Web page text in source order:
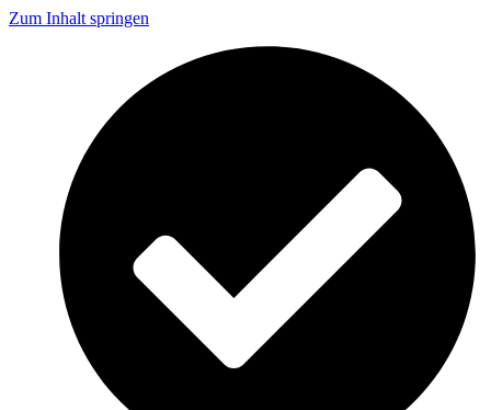
Zum Inhalt springen